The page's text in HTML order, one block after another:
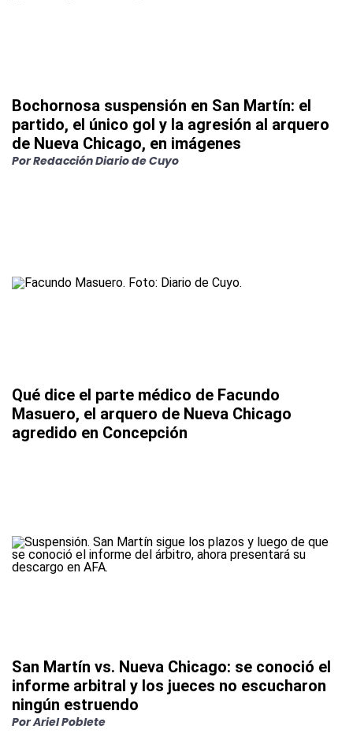
Bochornosa suspensión en San Martín: el
partido, el único gol y la agresión al arquero
de Nueva Chicago, en imágenes
PorRedacción Diario de Cuyo
Qué dice el parte médico de Facundo
Masuero, el arquero de Nueva Chicago
agredido en Concepción
San Martín vs. Nueva Chicago: se conoció el
informe arbitral y los jueces no escucharon
ningún estruendo
PorAriel Poblete